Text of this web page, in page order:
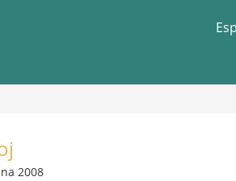
2008